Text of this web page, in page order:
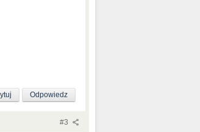
Odpowiedz
#3